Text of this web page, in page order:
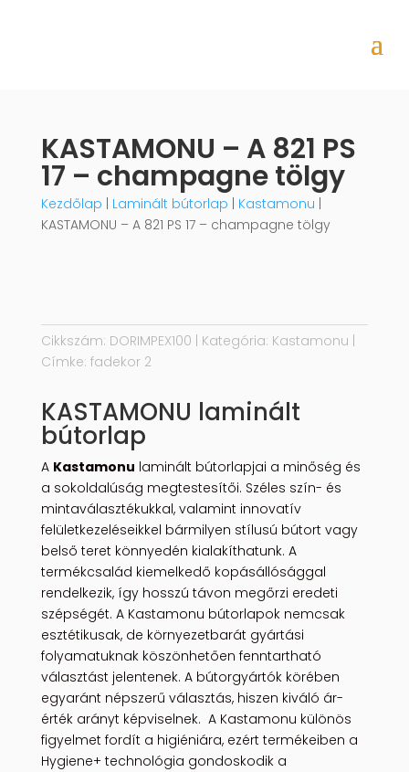
KASTAMONU – A 821 PS
17 – champagne tölgy
Kezdőlap | Laminált bútorlap | Kastamonu |
KASTAMONU – A 821 PS 17 – champagne tölgy
Cikkszám: DORIMPEX100 Kategória: Kastamonu
Címke: fadekor 2
KASTAMONU laminált
bútorlap
A Kastamonu laminált bútorlapjai a minőség és
a sokoldalúság megtestesítői. Széles szín- és
mintaválasztékukkal, valamint innovatív
felületkezeléseikkel bármilyen stílusú bútort vagy
belső teret könnyedén kialakíthatunk. A
termékcsalád kiemelkedő kopásállósággal
rendelkezik, így hosszú távon megőrzi eredeti
szépségét. A Kastamonu bútorlapok nemcsak
esztétikusak, de környezetbarát gyártási
folyamatuknak köszönhetően fenntartható
választást jelentenek. A bútorgyártók körében
egyaránt népszerű választás, hiszen kiváló ár-
érték arányt képviselnek. A Kastamonu különös
figyelmet fordít a higiéniára, ezért termékeiben a
Hygiene+ technológia gondoskodik a